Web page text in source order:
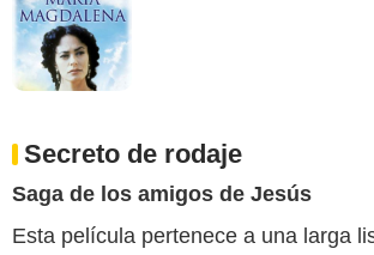
Secreto de rodaje
Saga de los amigos de Jesús
Esta película pertenece a una larga